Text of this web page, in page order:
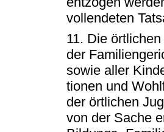
vollendeten
11. Die
der
sowie aller
tionen und
der örtlichen
von der Sache